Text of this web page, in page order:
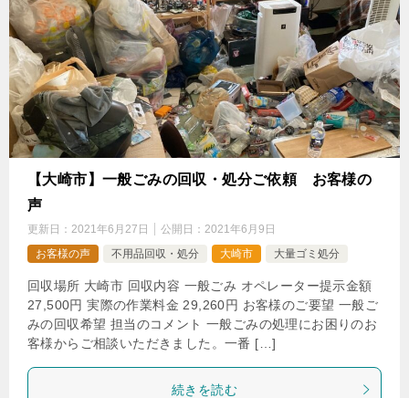
【大崎市】一般ごみの回収・処分ご依頼 お客様の
声
更新日： 2021年6月27日 公開日： 2021年6月9日
お客様の声
不用品回収・処分 大崎市 大量ゴミ処分
回収場所 大崎市 回収内容 一般ごみ オペレーター提示金額
27,500円 実際の作業料金 29,260円 お客様のご要望 一般ご
みの回収希望 担当のコメント 一般ごみの処理にお困りのお
客様からご相談いただきました。一番 […]
続きを読む